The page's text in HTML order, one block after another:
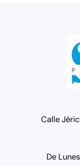
Calle
De